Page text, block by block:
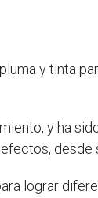
y tinta
y ha
lograr